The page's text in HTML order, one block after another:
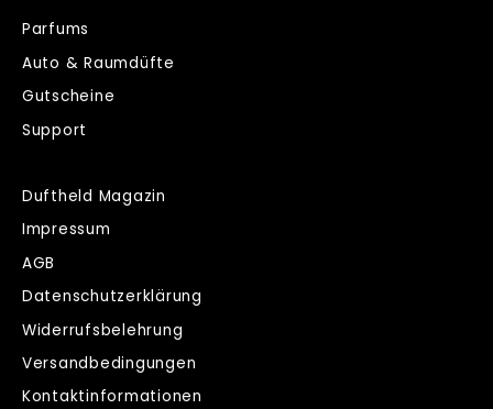
Parfums
Auto & Raumdüfte
Gutscheine
Support
Duftheld Magazin
Impressum
AGB
Datenschutzerklärung
Widerrufsbelehrung
Versandbedingungen
Kontaktinformationen